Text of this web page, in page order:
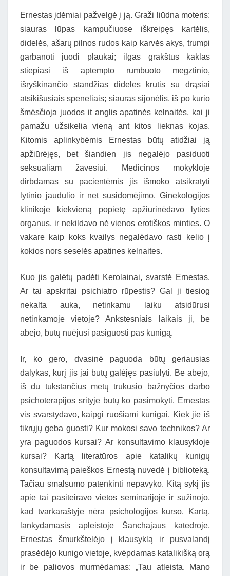
Ernestas įdėmiai pažvelgė į ją. Graži liūdna moteris:
siauras lūpas kampučiuose iškreipęs kartėlis,
didelės, ašarų pilnos rudos kaip karvės akys, trumpi
garbanoti juodi plaukai; ilgas grakštus kaklas
stiepiasi iš aptempto rumbuoto megztinio,
išryškinančio standžias dideles krūtis su drąsiai
atsikišusiais speneliais; siauras sijonėlis, iš po kurio
šmėsčioja juodos it anglis apatinės kelnaitės, kai ji
pamažu užsikelia vieną ant kitos lieknas kojas.
Kitomis aplinkybėmis Ernestas būtų atidžiai ją
apžiūrėjęs, bet šiandien jis negalėjo pasiduoti
seksualiam žavesiui. Medicinos mokykloje
dirbdamas su pacientėmis jis išmoko atsikratyti
lytinio jaudulio ir net susidomėjimo. Ginekologijos
klinikoje kiekvieną popietę apžiūrinėdavo lyties
organus, ir nekildavo nė vienos erotiškos minties. O
vakare kaip koks kvailys negalėdavo rasti kelio į
kokios nors seselės apatines kelnaites.
Kuo jis galėtų padėti Kerolainai, svarstė Ernestas.
Ar tai apskritai psichiatro rūpestis? Gal ji tiesiog
nekalta auka, netinkamu laiku atsidūrusi
netinkamoje vietoje? Ankstesniais laikais ji, be
abejo, būtų nuėjusi pasiguosti pas kunigą.
Ir, ko gero, dvasinė paguoda būtų geriausias
dalykas, kurį jis jai būtų galėjęs pasiūlyti. Be abejo,
iš du tūkstančius metų trukusio bažnyčios darbo
psichoterapijos srityje būtų ko pasimokyti. Ernestas
vis svarstydavo, kaipgi ruošiami kunigai. Kiek jie iš
tikrųjų geba guosti? Kur mokosi savo technikos? Ar
yra paguodos kursai? Ar konsultavimo klausykloje
kursai? Kartą literatūros apie katalikų kunigų
konsultavimą paieškos Ernestą nuvedė į biblioteką.
Tačiau smalsumo patenkinti nepavyko. Kitą sykį jis
apie tai pasiteiravo vietos seminarijoje ir sužinojo,
kad tvarkaraštyje nėra psichologijos kurso. Kartą,
lankydamasis apleistoje Šanchajaus katedroje,
Ernestas šmurkštelėjo į klausyklą ir pusvalandį
prasėdėjo kunigo vietoje, kvėpdamas katalikišką orą
ir be paliovos murmėdamas: „Tau atleista. Mano